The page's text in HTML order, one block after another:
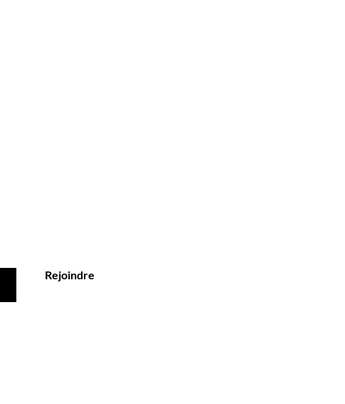
Rejoindre